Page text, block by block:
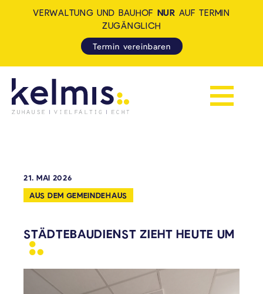
Navigation
VERWALTUNG UND BAUHOF NUR AUF TERMIN
ZUGÄNGLICH
Termin vereinbaren
21. MAI 2026
AUS DEM GEMEINDEHAUS
STÄDTEBAUDIENST ZIEHT HEUTE UM